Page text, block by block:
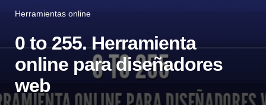
Herramientas online
0 to 255. Herramienta
online para diseñadores
web